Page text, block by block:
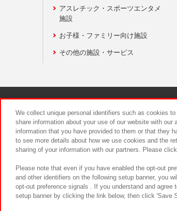
アスレチック・スポーツエンタメ
施設
お子様・ファミリー向け施設
その他の施設・サービス
We collect unique personal identifiers such as cookies
share information about your use of our website with
information that you have provided to them or that they
to see more details about how we use cookies and the
sharing of your information with our partners. Please
Please note that even if you have enabled the opt-out
and other identifiers on the following setup banner, you
opt-out preference signals . If you understand and
setup banner by clicking the link below, then click 'Save